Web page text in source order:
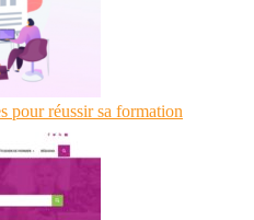
pour réussir sa formation